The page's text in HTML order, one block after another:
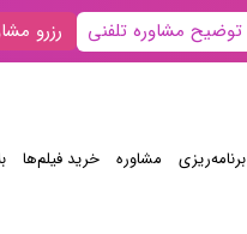
توضیح مشاوره تلفنی رزرو
برنامه‌‌ریزی مشاوره خرید فیلم‌ها